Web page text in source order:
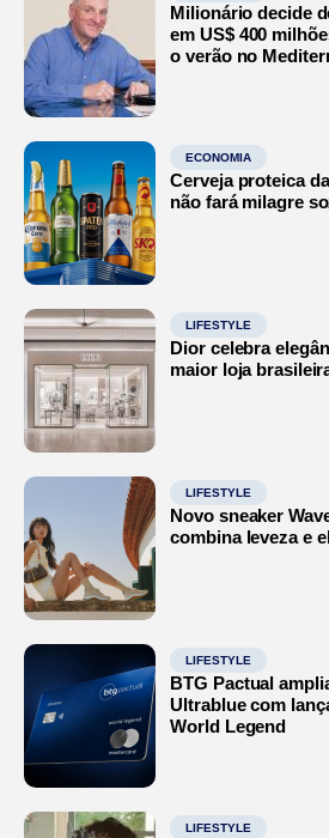
Milionário decide
em US$ 400
o verão no
ECONOMIA
Cerveja proteica
não fará milagre
LIFESTYLE
Dior celebra
maior loja
LIFESTYLE
Novo sneaker
combina leveza e
LIFESTYLE
BTG Pactual
Ultrablue com
World Legend
LIFESTYLE